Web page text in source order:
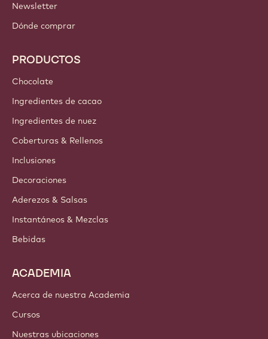
Newsletter
Dónde comprar
PRODUCTOS
Chocolate
Ingredientes de cacao
Ingredientes de nuez
Coberturas & Rellenos
Inclusiones
Decoraciones
Aderezos & Salsas
Instantáneos & Mezclas
Bebidas
ACADEMIA
Acerca de nuestra Academia
Cursos
Nuestras ubicaciones